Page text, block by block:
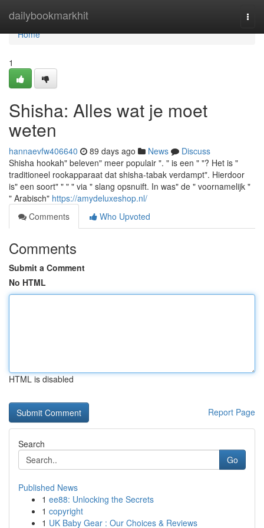
dailybookmarkhit
Home
Home
1
Shisha: Alles wat je moet
weten
hannaevfw406640 89 days ago News
Discuss
Shisha hookah" beleven" meer populair ". " is een " "? Het is "
traditioneel rookapparaat dat shisha-tabak verdampt". Hierdoor
is" een soort" " " " via " slang opsnuift. In was" de " voornamelijk "
" Arabisch" https://amydeluxeshop.nl/
Comments
Who Upvoted
Comments
Submit a Comment
No HTML
HTML is disabled
Report Page
Search
Go
Published News
1 ee88: Unlocking the Secrets
1 copyright
1 UK Baby Gear : Our Choices & Reviews